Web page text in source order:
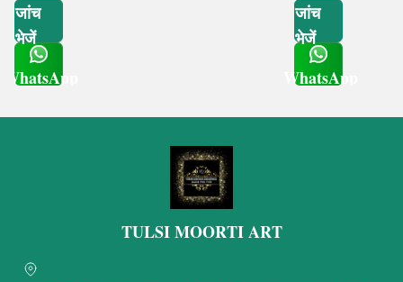
जांच
भेजें
WhatsApp
जांच
भेजें
WhatsApp
TULSI MOORTI ART